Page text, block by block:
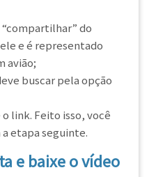
do
e é representado
avião;
buscar pela opção
link. Feito isso, você
etapa seguinte.
e baixe o vídeo